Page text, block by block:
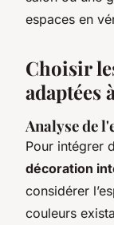
espaces en
Choisir
adaptées
Analyse de
Pour intégrer
décoration
considérer
couleurs